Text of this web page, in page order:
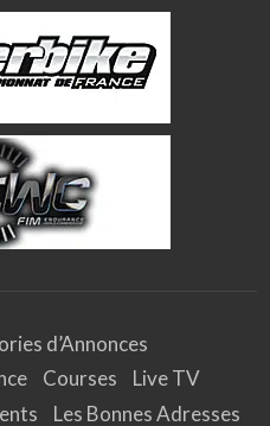
d’Annonces
Courses
Live TV
Les Bonnes Adresses